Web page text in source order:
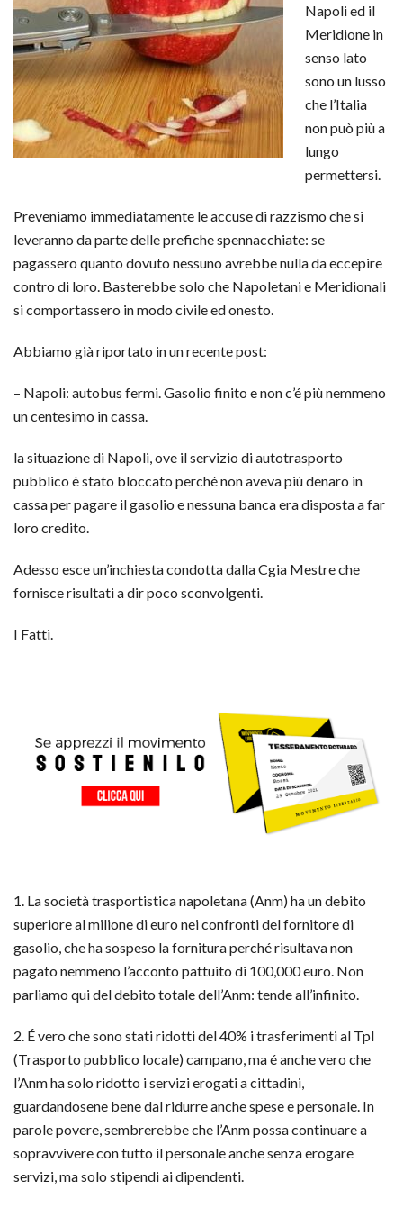
Napoli ed il
Meridione in
senso lato
sono un lusso
che l’Italia
non può più a
lungo
permettersi.
Preveniamo immediatamente le accuse di razzismo che si
leveranno da parte delle prefiche spennacchiate: se
pagassero quanto dovuto nessuno avrebbe nulla da eccepire
contro di loro. Basterebbe solo che Napoletani e Meridionali
si comportassero in modo civile ed onesto.
Abbiamo già riportato in un recente post:
– Napoli: autobus fermi. Gasolio finito e non c’é più nemmeno
un centesimo in cassa.
la situazione di Napoli, ove il servizio di autotrasporto
pubblico è stato bloccato perché non aveva più denaro in
cassa per pagare il gasolio e nessuna banca era disposta a far
loro credito.
Adesso esce un’inchiesta condotta dalla Cgia Mestre che
fornisce risultati a dir poco sconvolgenti.
I Fatti.
1. La società trasportistica napoletana (Anm) ha un debito
superiore al milione di euro nei confronti del fornitore di
gasolio, che ha sospeso la fornitura perché risultava non
pagato nemmeno l’acconto pattuito di 100,000 euro. Non
parliamo qui del debito totale dell’Anm: tende all’infinito.
2. É vero che sono stati ridotti del 40% i trasferimenti al Tpl
(Trasporto pubblico locale) campano, ma é anche vero che
l’Anm ha solo ridotto i servizi erogati a cittadini,
guardandosene bene dal ridurre anche spese e personale. In
parole povere, sembrerebbe che l’Anm possa continuare a
sopravvivere con tutto il personale anche senza erogare
servizi, ma solo stipendi ai dipendenti.